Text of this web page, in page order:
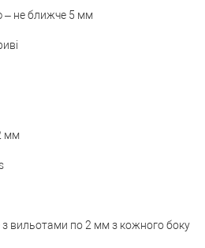
– не ближче 5 мм
мм
вильотами по 2 мм з кожного боку